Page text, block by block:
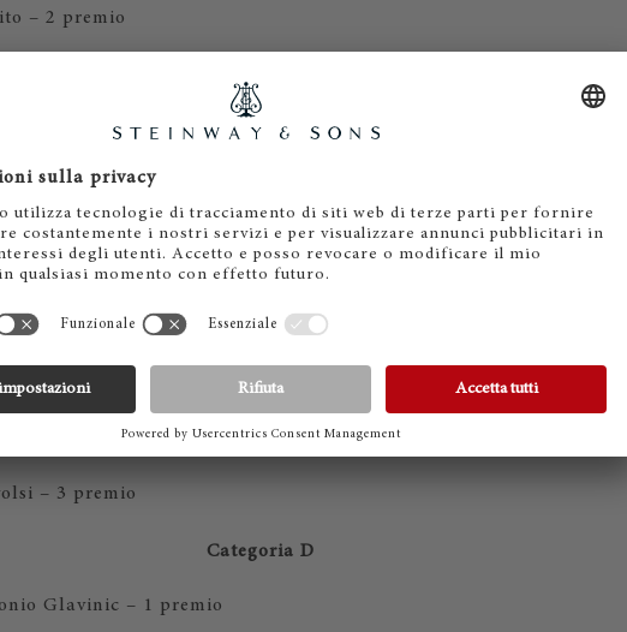
– 2 premio
Categoria B
– 1 premio
– 2 premio
Bianco e David Chitanu – 3 premio ex aequo
Categoria C
1 premio
– 2 premio
– 3 premio
Categoria D
Glavinic – 1 premio